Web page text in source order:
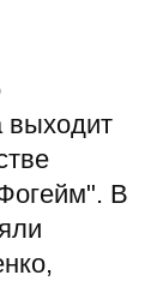
выходит
В